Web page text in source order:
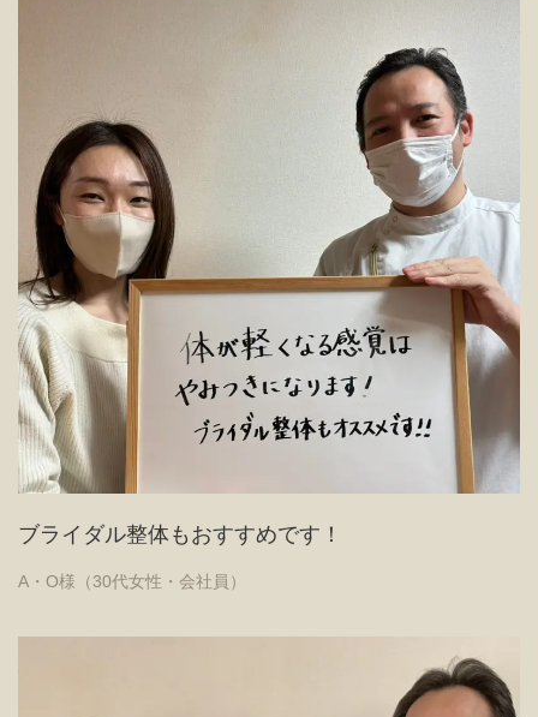
ブライダル整体もおすすめです！
A・O様（30代女性・会社員）